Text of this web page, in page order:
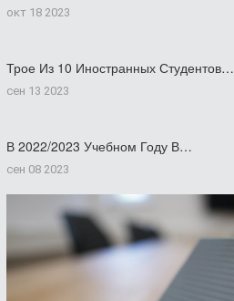
окт 18 2023
Трое Из 10 Иностранных Студентов…
сен 13 2023
В 2022/2023 Учебном Году В…
сен 08 2023